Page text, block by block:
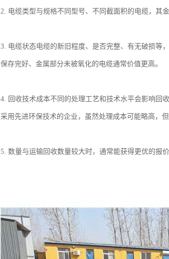
2. 电缆类型与规格不同型号、不同截面积的电缆，其
3. 电缆状态电缆的新旧程度、是否完整、有无破损等
保存完好、金属部分未被氧化的电缆通常价值更高。
4. 回收技术成本不同的处理工艺和技术水平会影响回
采用先进环保技术的企业，虽然处理成本可能略高，
5. 数量与运输回收数量较大时，通常能获得更优的报价